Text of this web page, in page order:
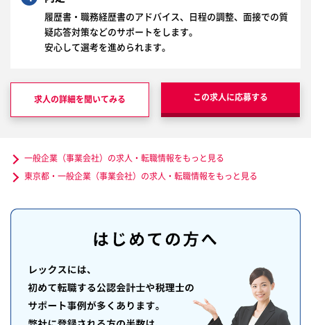
履歴書・職務経歴書のアドバイス、日程の調整、面接での質
疑応答対策などのサポートをします。
安心して選考を進められます。
求人の詳細を聞いてみる この求人に応募する
一般企業（事業会社）の求人・転職情報をもっと見る
東京都・一般企業（事業会社）の求人・転職情報をもっと見る